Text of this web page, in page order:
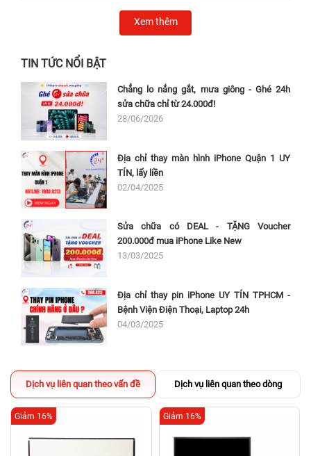
Xem thêm
TIN TỨC NỔI BẬT
Chẳng lo nắng gắt, mưa giông - Ghé 24h
sửa chữa chỉ từ 24.000đ!
28/06/2026
Địa chỉ thay màn hình iPhone Quận 1 UY
TÍN, lấy liền
02/04/2025
Sửa chữa có DEAL - TẶNG Voucher
200.000đ mua iPhone Like New
13/03/2025
Địa chỉ thay pin iPhone UY TÍN TPHCM -
Bệnh Viện Điện Thoại, Laptop 24h
04/03/2025
Dịch vụ liên quan theo vấn đề Dịch vụ liên quan theo dòng
Giảm 16% Giảm 16%